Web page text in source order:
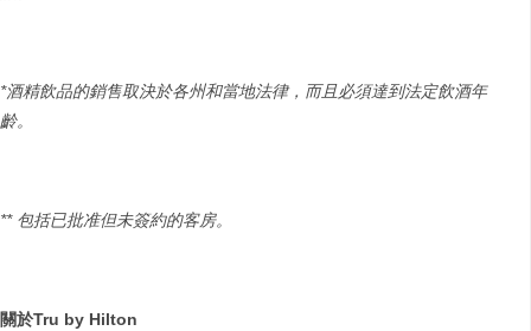
*酒精飲品的銷售取決於各州和當地法律，而且必須達到法定飲酒年
齡。
** 包括已批准但未簽約的客房。
關於Tru by Hilton